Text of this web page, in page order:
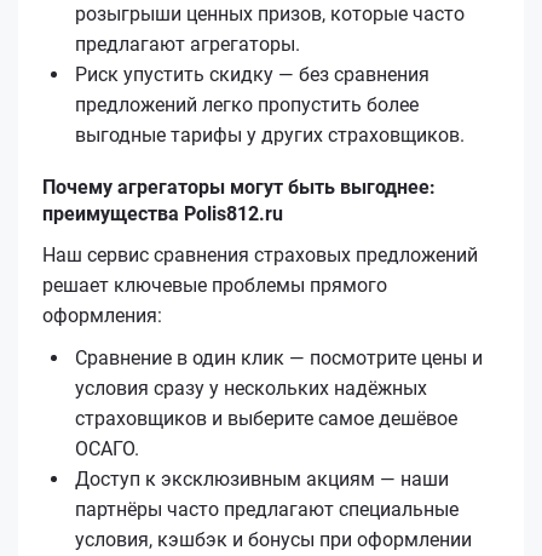
розыгрыши ценных призов, которые часто
предлагают агрегаторы.
Риск упустить скидку — без сравнения
предложений легко пропустить более
выгодные тарифы у других страховщиков.
Почему агрегаторы могут быть выгоднее:
преимущества Polis812.ru
Наш сервис сравнения страховых предложений
решает ключевые проблемы прямого
оформления:
Сравнение в один клик — посмотрите цены и
условия сразу у нескольких надёжных
страховщиков и выберите самое дешёвое
ОСАГО.
Доступ к эксклюзивным акциям — наши
партнёры часто предлагают специальные
условия, кэшбэк и бонусы при оформлении